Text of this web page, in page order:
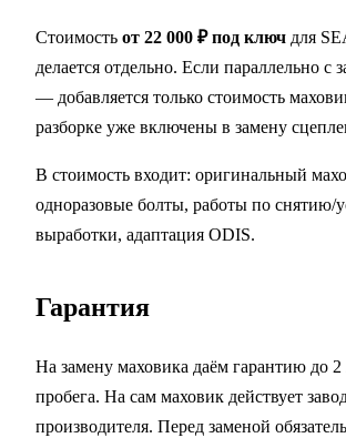
Стоимость от 22 000 ₽ под ключ для
делается отдельно. Если параллельно с
— добавляется только стоимость
разборке уже включены в замену
В стоимость входит: оригинальный
одноразовые болты, работы по снятию/
выработки, адаптация ODIS.
Гарантия
На замену маховика даём гарантию до
пробега. На сам маховик действует
производителя. Перед заменой